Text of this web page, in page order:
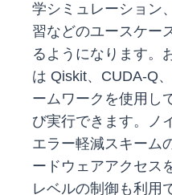
学シミュレーション
習などのユースケー
るようになります。
は Qiskit、CUDA-Q
ームワークを使用し
び実行できます。ノ
エラー軽減スキーム
ードウェアアクセス
レベルの制御も利用